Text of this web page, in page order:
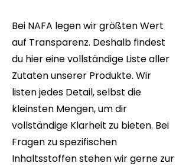
Bei NAFA legen wir größten Wert
auf Transparenz. Deshalb findest
du hier eine vollständige Liste aller
Zutaten unserer Produkte. Wir
listen jedes Detail, selbst die
kleinsten Mengen, um dir
vollständige Klarheit zu bieten. Bei
Fragen zu spezifischen
Inhaltsstoffen stehen wir gerne zur